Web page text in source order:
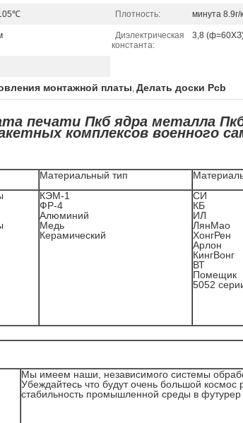
Плотность: минута 8.9г/
Диэлектрическая
константа:
3,8
монтажной платы, Делать доски Pcb
печати Пкб ядра металла
комплексов военного
Материальный тип
КЭМ-1
ФР-4
Алюминий
Медь
Керамический
СИ
КБ
ИЛ
ЛянМао
ХонгРен
Арлон
КингВонг
ВТ
Помещик
5052
Мы имеем наши, независимого системы
Убеждайтесь что будут очень большой космос
стабильность промышленной среды в футурер